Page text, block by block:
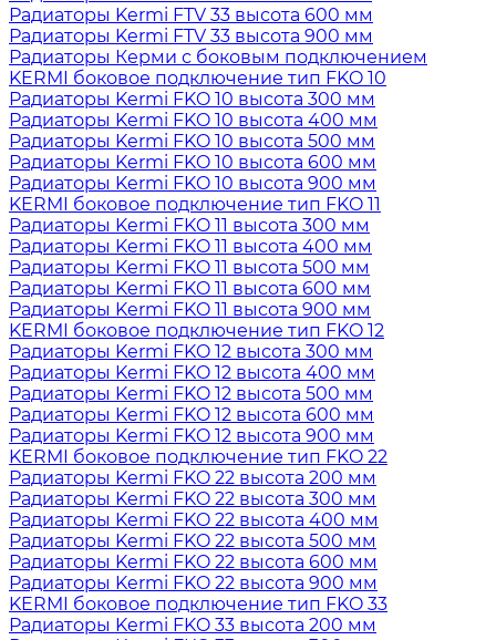
Радиаторы Kermi FTV 33 высота 600 мм
Радиаторы Kermi FTV 33 высота 900 мм
Радиаторы Керми с боковым подключением
KERMI боковое подключение тип FKO 10
Радиаторы Kermi FKO 10 высота 300 мм
Радиаторы Kermi FKO 10 высота 400 мм
Радиаторы Kermi FKO 10 высота 500 мм
Радиаторы Kermi FKO 10 высота 600 мм
Радиаторы Kermi FKO 10 высота 900 мм
KERMI боковое подключение тип FKO 11
Радиаторы Kermi FKO 11 высота 300 мм
Радиаторы Kermi FKO 11 высота 400 мм
Радиаторы Kermi FKO 11 высота 500 мм
Радиаторы Kermi FKO 11 высота 600 мм
Радиаторы Kermi FKO 11 высота 900 мм
KERMI боковое подключение тип FKO 12
Радиаторы Kermi FKO 12 высота 300 мм
Радиаторы Kermi FKO 12 высота 400 мм
Радиаторы Kermi FKO 12 высота 500 мм
Радиаторы Kermi FKO 12 высота 600 мм
Радиаторы Kermi FKO 12 высота 900 мм
KERMI боковое подключение тип FKO 22
Радиаторы Kermi FKO 22 высота 200 мм
Радиаторы Kermi FKO 22 высота 300 мм
Радиаторы Kermi FKO 22 высота 400 мм
Радиаторы Kermi FKO 22 высота 500 мм
Радиаторы Kermi FKO 22 высота 600 мм
Радиаторы Kermi FKO 22 высота 900 мм
KERMI боковое подключение тип FKO 33
Радиаторы Kermi FKO 33 высота 200 мм